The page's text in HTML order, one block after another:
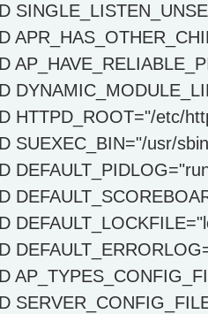
HTTPD_ROOT="/etc/
SUEXEC_BIN="/usr/